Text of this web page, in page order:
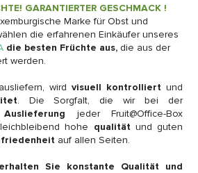
GARANTIERTER GESCHMACK !
Marke für Obst und
die erfahrenen Einkäufer unseres
die besten Früchte aus,die aus der
werden.
wird visuell kontrolliertund
. Die Sorgfalt, die wir bei der
Auslieferung jeder Fruit@Office-Box
hohe qualitätund guten
auf allen Seiten.
Sie konstante Qualität und